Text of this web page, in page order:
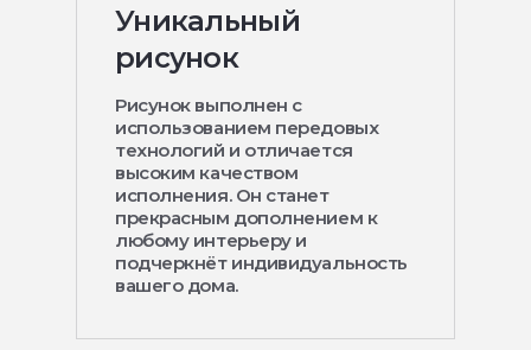
Уникальный
рисунок
Рисунок выполнен с
использованием передовых
технологий и отличается
высоким качеством
исполнения. Он станет
прекрасным дополнением к
любому интерьеру и
подчеркнёт индивидуальность
вашего дома.